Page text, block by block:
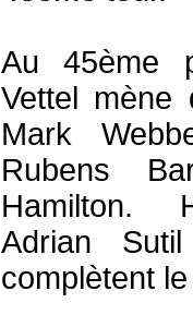
Au 45ème
Vettel mène
Mark
Rubens
Hamilton.
Adrian
complètent